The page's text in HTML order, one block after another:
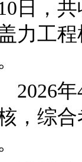
日，
力工
年4
，综